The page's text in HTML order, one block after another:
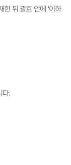
한 뒤 괄호 안에 '이하
다.